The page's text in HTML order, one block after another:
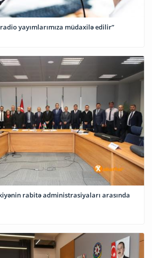
yayımlarımıza müdaxilə edilir”
rabitə administrasiyaları arasında